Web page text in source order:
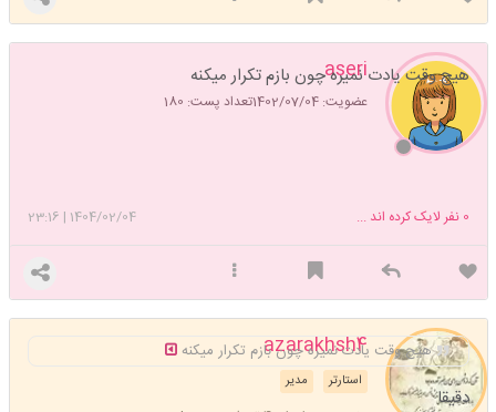
aseri
عضویت: 1402/07/04 تعداد پست: 180
هیچ وقت یادت نمیره چون بازم تکرار میکنه
1404/02/04
|
23:16 0 نفر لایک کرده اند ...
azarakhsh4
مدیر استارتر
هیچ وقت یادت نمیره چون بازم تکرار میکنه
دقیقا